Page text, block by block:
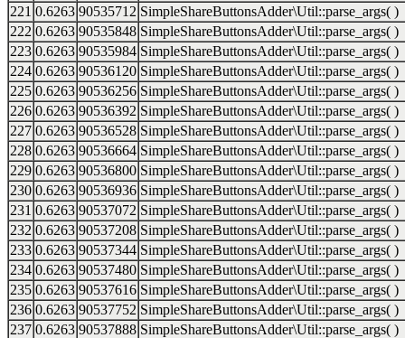
221 0.6263 90535712 SimpleShareButtonsAdder\Util::parse_args( )
222 0.6263 90535848 SimpleShareButtonsAdder\Util::parse_args( )
223 0.6263 90535984 SimpleShareButtonsAdder\Util::parse_args( )
224 0.6263 90536120 SimpleShareButtonsAdder\Util::parse_args( )
225 0.6263 90536256 SimpleShareButtonsAdder\Util::parse_args( )
226 0.6263 90536392 SimpleShareButtonsAdder\Util::parse_args( )
227 0.6263 90536528 SimpleShareButtonsAdder\Util::parse_args( )
228 0.6263 90536664 SimpleShareButtonsAdder\Util::parse_args( )
229 0.6263 90536800 SimpleShareButtonsAdder\Util::parse_args( )
230 0.6263 90536936 SimpleShareButtonsAdder\Util::parse_args( )
231 0.6263 90537072 SimpleShareButtonsAdder\Util::parse_args( )
232 0.6263 90537208 SimpleShareButtonsAdder\Util::parse_args( )
233 0.6263 90537344 SimpleShareButtonsAdder\Util::parse_args( )
234 0.6263 90537480 SimpleShareButtonsAdder\Util::parse_args( )
235 0.6263 90537616 SimpleShareButtonsAdder\Util::parse_args( )
236 0.6263 90537752 SimpleShareButtonsAdder\Util::parse_args( )
237 0.6263 90537888 SimpleShareButtonsAdder\Util::parse_args( )